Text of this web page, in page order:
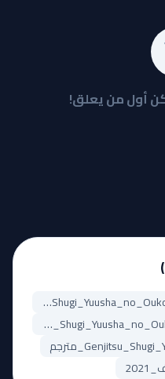
كن أول من يعلق!
#مشاهدة_أنمي_Genjitsu_Shugi_Yuusha_no_Oukoku_Saikenki
#تحميل_حلقات_Genjitsu_Shugi_Yuusha_no_Oukoku_Saikenki